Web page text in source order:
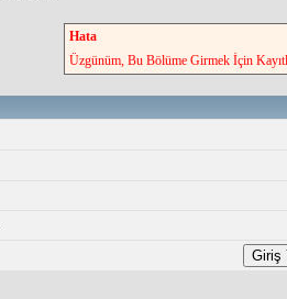
Hata
Üzgünüm, Bu Bölüme Girmek İçin